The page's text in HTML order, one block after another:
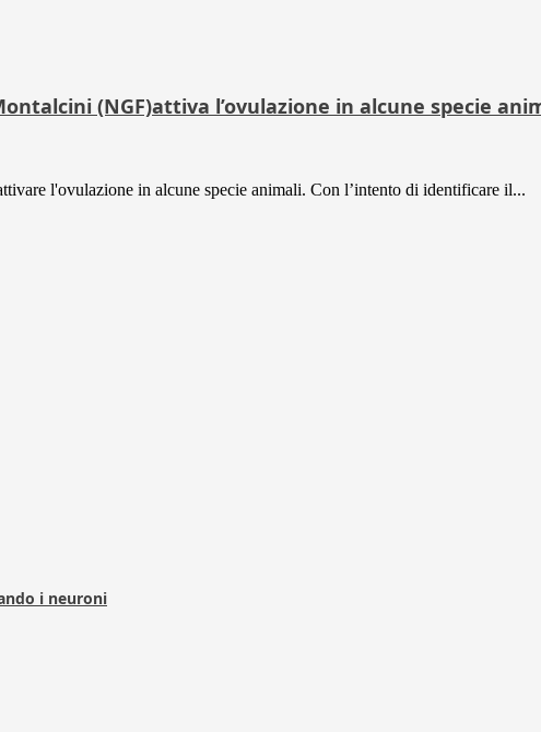
(NGF)attiva l’ovulazione in alcune specie
l'ovulazione in alcune specie animali. Con l’intento di identificare il...
i neuroni